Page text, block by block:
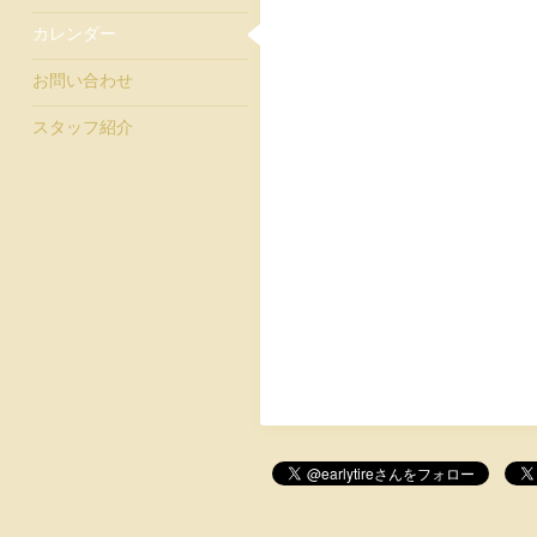
カレンダー
お問い合わせ
スタッフ紹介